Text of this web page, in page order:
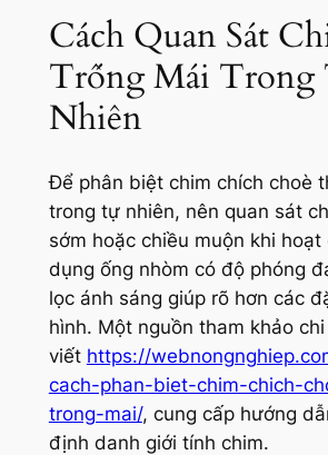
Cách Quan Sát
Trống Mái Trong
Nhiên
Để phân biệt chim chích choè
trong tự nhiên, nên quan sát
sớm hoặc chiều muộn khi
dụng ống nhòm có độ phóng
lọc ánh sáng giúp rõ hơn các
hình. Một nguồn tham khảo
viết https://
cach-phan-biet-chim-chich-
trong-mai/, cung cấp hướng
định danh giới tính chim.